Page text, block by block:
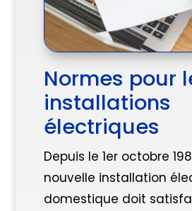
Normes pour
installations
électriques
Depuis le 1er octobre
nouvelle installation
domestique doit